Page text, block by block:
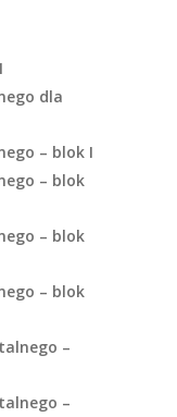
dla
– blok I
– blok
– blok
– blok
–
–